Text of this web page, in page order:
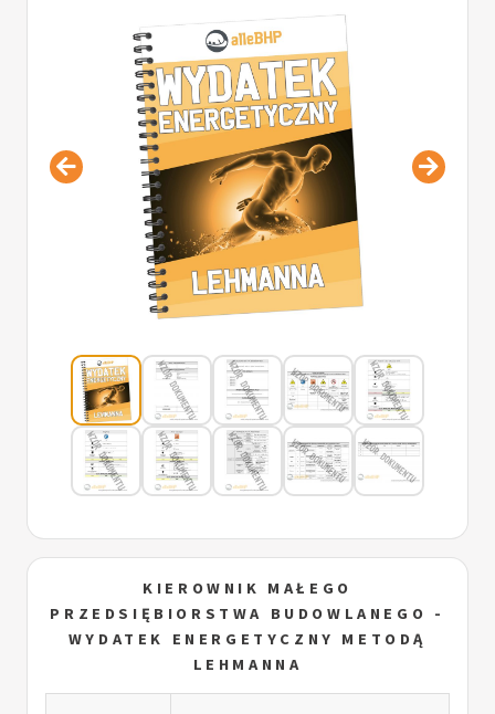
KIEROWNIK MAŁEGO
PRZEDSIĘBIORSTWA BUDOWLANEGO -
WYDATEK ENERGETYCZNY METODĄ
LEHMANNA